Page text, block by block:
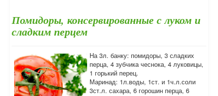
Помидоры, консервированные с луком и
сладким перцем
На 3л. банку: помидоры, 3 сладких
перца, 4 зубчика чеснока, 4 луковицы,
1 горький перец.
Маринад: 1л.воды, 1ст. и 1ч.л.соли
3ст.л. сахара, 6 горошин перца, 6